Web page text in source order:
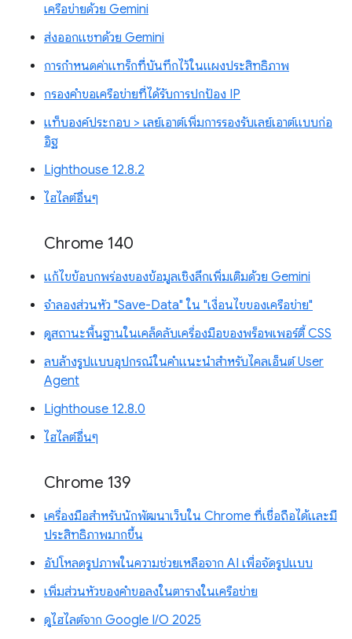
เครือข่ายด้วย Gemini
ส่งออกแชทด้วย Gemini
การกำหนดค่าแทร็กที่บันทึกไว้ในแผงประสิทธิภาพ
กรองคำขอเครือข่ายที่ได้รับการปกป้อง IP
แท็บองค์ประกอบ > เลย์เอาต์เพิ่มการรองรับเลย์เอาต์แบบก่อ
อิฐ
Lighthouse 12.8.2
ไฮไลต์อื่นๆ
Chrome 140
แก้ไขข้อบกพร่องของข้อมูลเชิงลึกเพิ่มเติมด้วย Gemini
จำลองส่วนหัว "Save-Data" ใน "เงื่อนไขของเครือข่าย"
ดูสถานะพื้นฐานในเคล็ดลับเครื่องมือของพร็อพเพอร์ตี้ CSS
ลบล้างรูปแบบอุปกรณ์ในคำแนะนำสำหรับไคลเอ็นต์ User
Agent
Lighthouse 12.8.0
ไฮไลต์อื่นๆ
Chrome 139
เครื่องมือสำหรับนักพัฒนาเว็บใน Chrome ที่เชื่อถือได้และมี
ประสิทธิภาพมากขึ้น
อัปโหลดรูปภาพในความช่วยเหลือจาก AI เพื่อจัดรูปแบบ
เพิ่มส่วนหัวของคำขอลงในตารางในเครือข่าย
ดูไฮไลต์จาก Google I/O 2025